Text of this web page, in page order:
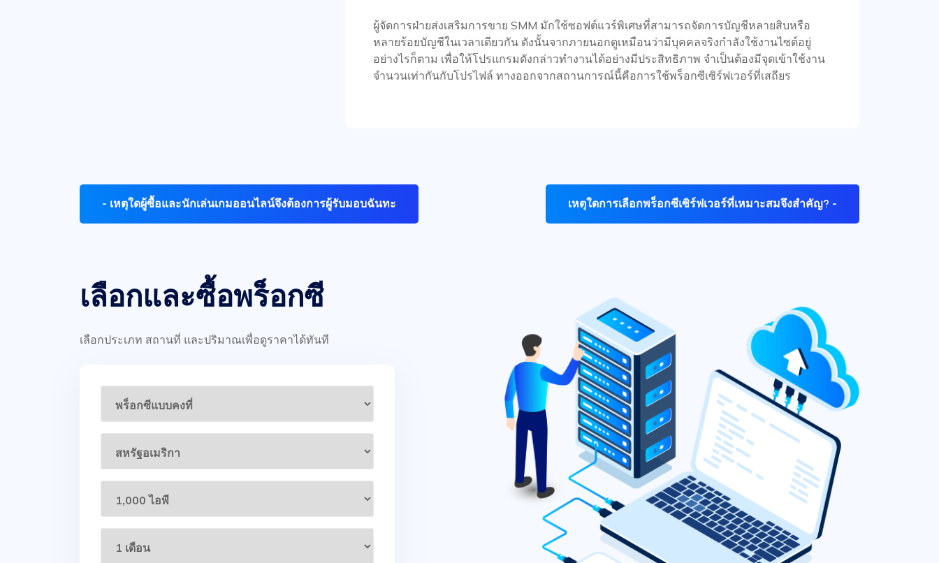
ผู้จัดการฝ่ายส่งเสริมการขาย SMM มักใช้ซอฟต์แวร์พิเศษที่สามารถจัดการบัญชีหลายสิบหรือ
หลายร้อยบัญชีในเวลาเดียวกัน ดังนั้นจากภายนอกดูเหมือนว่ามีบุคคลจริงกำลังใช้งานไซต์อยู่
อย่างไรก็ตาม เพื่อให้โปรแกรมดังกล่าวทำงานได้อย่างมีประสิทธิภาพ จำเป็นต้องมีจุดเข้าใช้งาน
จำนวนเท่ากันกับโปรไฟล์ ทางออกจากสถานการณ์นี้คือการใช้พร็อกซีเซิร์ฟเวอร์ที่เสถียร
- เหตุใดผู้ซื้อและนักเล่นเกมออนไลน์จึงต้องการผู้รับมอบฉันทะ เหตุใดการเลือกพร็อกซีเซิร์ฟเวอร์ที่เหมาะสมจึงสำคัญ? -
เลือกและซื้อพร็อกซี
เลือกประเภท สถานที่ และปริมาณเพื่อดูราคาได้ทันที